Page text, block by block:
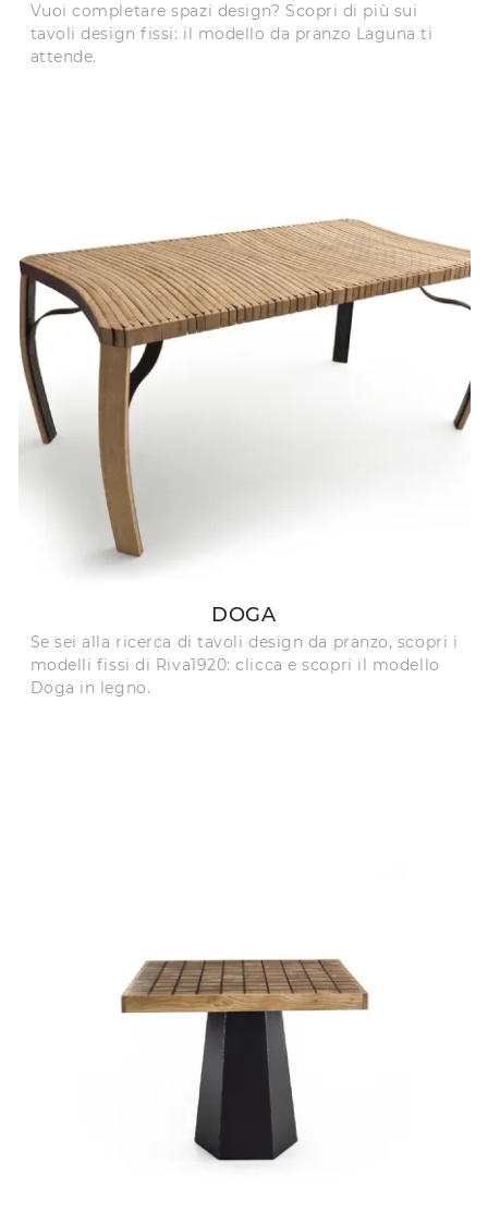
Vuoi completare spazi design? Scopri di più sui
tavoli design fissi: il modello da pranzo Laguna ti
attende.
DOGA
Se sei alla ricerca di tavoli design da pranzo, scopri i
modelli fissi di Riva1920: clicca e scopri il modello
Doga in legno.